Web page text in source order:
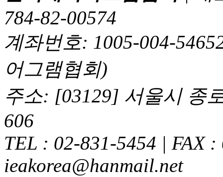
784-82-00574
계좌번호: 1005-004-
어그램협회)
주소: [03129] 서울시 종
606
TEL : 02-831-5454 | FAX
ieakorea@hanmail.net